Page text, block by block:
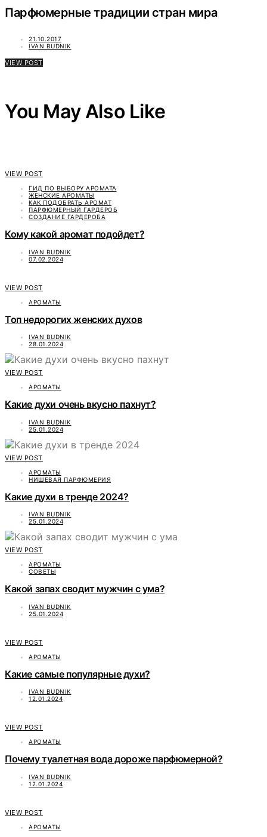
Парфюмерные традиции стран мира
21.10.2017
IVAN BUDNIK
VIEW POST
You May Also Like
VIEW POST
ГИД ПО ВЫБОРУ АРОМАТА
ЖЕНСКИЕ АРОМАТЫ
КАК ПОДОБРАТЬ АРОМАТ
ПАРФЮМЕРНЫЙ ГАРДЕРОБ
СОЗДАНИЕ ГАРДЕРОБА
Кому какой аромат подойдет?
IVAN BUDNIK
07.02.2024
VIEW POST
АРОМАТЫ
Топ недорогих женских духов
IVAN BUDNIK
28.01.2024
VIEW POST
АРОМАТЫ
Какие духи очень вкусно пахнут?
IVAN BUDNIK
25.01.2024
VIEW POST
АРОМАТЫ
НИШЕВАЯ ПАРФЮМЕРИЯ
Какие духи в тренде 2024?
IVAN BUDNIK
25.01.2024
VIEW POST
АРОМАТЫ
СОВЕТЫ
Какой запах сводит мужчин с ума?
IVAN BUDNIK
25.01.2024
VIEW POST
АРОМАТЫ
Какие самые популярные духи?
IVAN BUDNIK
12.01.2024
VIEW POST
АРОМАТЫ
Почему туалетная вода дороже парфюмерной?
IVAN BUDNIK
12.01.2024
VIEW POST
АРОМАТЫ